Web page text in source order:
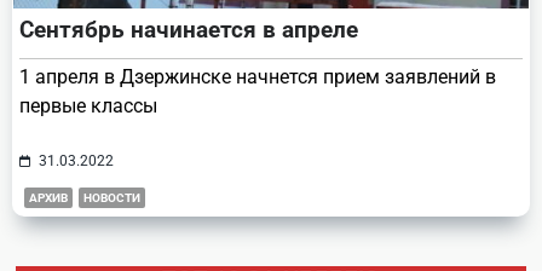
Сентябрь начинается в апреле
1 апреля в Дзержинске начнется прием заявлений в
первые классы
31.03.2022
АРХИВ НОВОСТИ